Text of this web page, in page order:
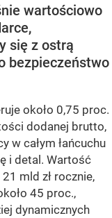
wartościowo
się z ostrą
bezpieczeństwo
około 0,75 proc.
dodanej brutto,
w całym łańcuchu
i detal. Wartość
mld zł rocznie,
45 proc.,
dynamicznych